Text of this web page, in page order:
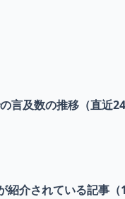
言及数の推移（直近24
紹介されている記事（1